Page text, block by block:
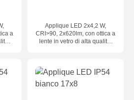
a
Applique LED 2x4,2 W,
CRI>90, 2x620lm, con ottica a
lente in vetro di alta qualità,
massiccio, per illuminazione
diretta e indiretta, adatta per
uso interno ed esterno.